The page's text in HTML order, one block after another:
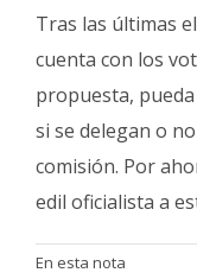
Tras las últimas
cuenta con los
propuesta,
si se delegan o
comisión. Por
edil oficialista a
En esta nota